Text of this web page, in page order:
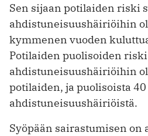
Sen sijaan potilaiden riski
ahdistuneisuushäiriöihin
kymmenen vuoden
Potilaiden puolisoiden
ahdistuneisuushäiriöihin
potilaiden, ja puolisoista
ahdistuneisuushäi­riöistä.
Syöpään sairastumisen on